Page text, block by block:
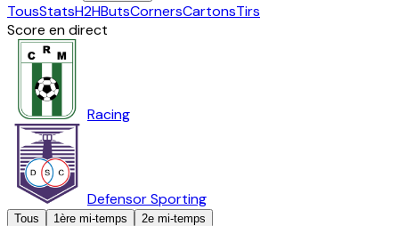
TousStatsH2HButsCornersCartonsTirs
Score en direct
Racing
Defensor Sporting
Tous 1ère mi-temps 2e mi-temps